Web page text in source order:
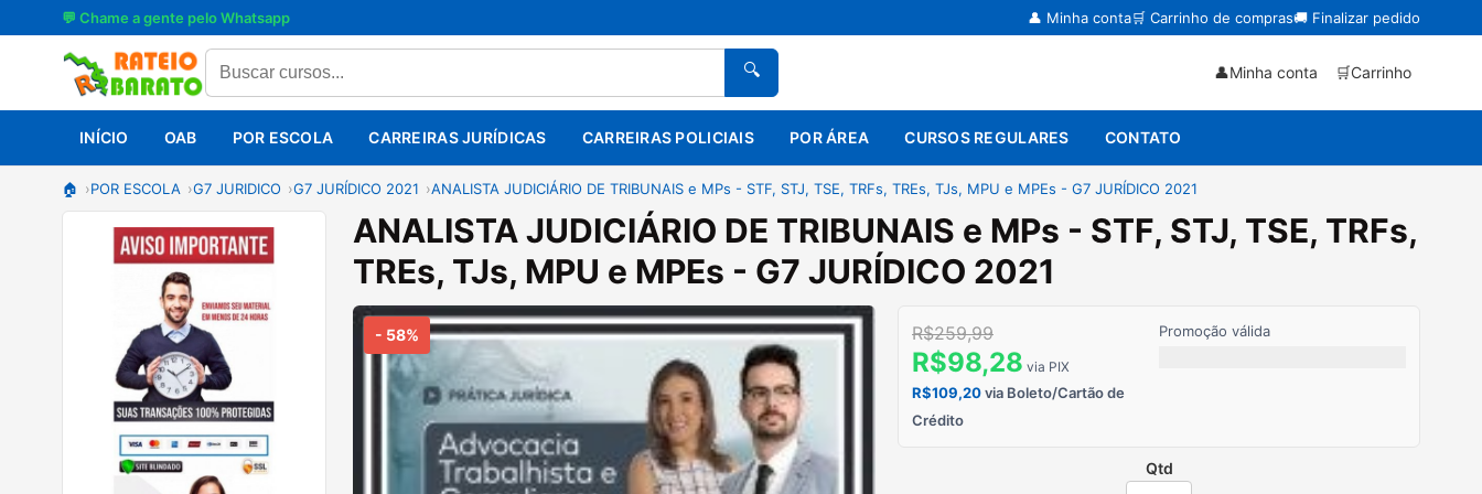
💬 Chame a gente pelo Whatsapp 👤 Minha conta🛒 Carrinho de compras🚚 Finalizar pedido
🔍 👤Minha conta 🛒Carrinho
INÍCIO OAB POR ESCOLA CARREIRAS JURÍDICAS CARREIRAS POLICIAIS POR ÁREA CURSOS REGULARES CONTATO
🏠 POR ESCOLA G7 JURIDICO G7 JURÍDICO 2021 ANALISTA JUDICIÁRIO DE TRIBUNAIS e MPs - STF, STJ, TSE, TRFs, TREs, TJs, MPU e MPEs - G7 JURÍDICO 2021
ANALISTA JUDICIÁRIO DE TRIBUNAIS e MPs - STF, STJ, TSE, TRFs,
TREs, TJs, MPU e MPEs - G7 JURÍDICO 2021
- 58% R$259,99
R$98,28 via PIX
R$109,20via Boleto/Cartão de
Crédito
Promoção válida
Qtd